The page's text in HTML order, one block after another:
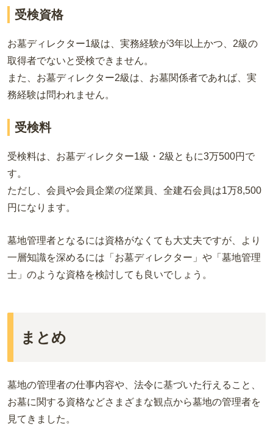
受検資格
お墓ディレクター1級は、実務経験が3年以上かつ、2級の
取得者でないと受検できません。
また、お墓ディレクター2級は、お墓関係者であれば、実
務経験は問われません。
受検料
受検料は、お墓ディレクター1級・2級ともに3万500円で
す。
ただし、会員や会員企業の従業員、全建石会員は1万8,500
円になります。
墓地管理者となるには資格がなくても大丈夫ですが、より
一層知識を深めるには「お墓ディレクター」や「墓地管理
士」のような資格を検討しても良いでしょう。
まとめ
墓地の管理者の仕事内容や、法令に基づいた行えること、
お墓に関する資格などさまざまな観点から墓地の管理者を
見てきました。